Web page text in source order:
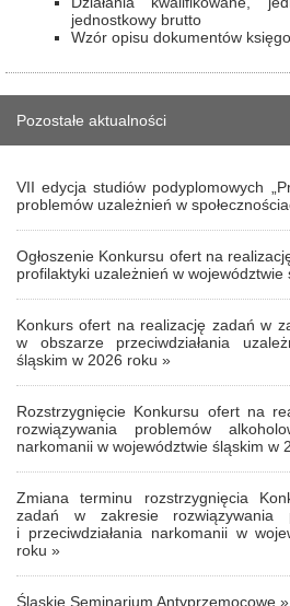
jednostkowy brutto
Wzór opisu dokumentów
Pozostałe aktualności
VII edycja studiów podyplomowych
problemów uzależnień w
Ogłoszenie Konkursu ofert na
profilaktyki uzależnień w
Konkurs ofert na realizację zadań w
w obszarze przeciwdziałania
śląskim w 2026 roku »
Rozstrzygnięcie Konkursu ofert na
rozwiązywania problemów
narkomanii w województwie śląskim w
Zmiana terminu rozstrzygnięcia
zadań w zakresie rozwiązywania
i przeciwdziałania narkomanii w
roku »
Śląskie Seminarium Antyprzemocowe »